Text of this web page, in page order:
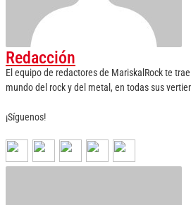
Redacción
El equipo de redactores de MariskalRock te
mundo del rock y del metal, en todas sus
¡Síguenos!